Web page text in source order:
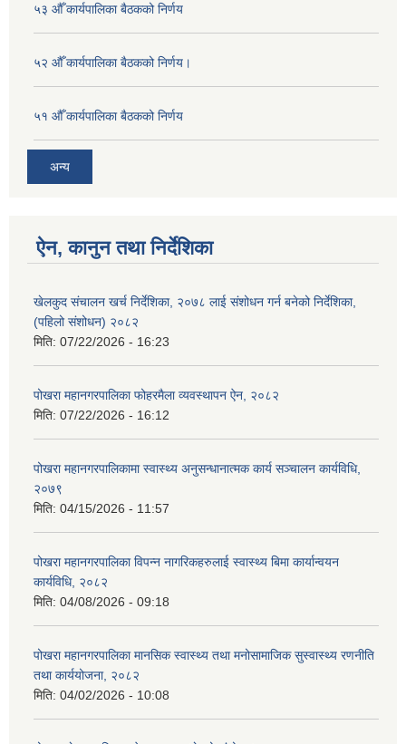
५३ औँ कार्यपालिका बैठकको निर्णय
५२ औँ कार्यपालिका बैठकको निर्णय।
५१ औँ कार्यपालिका बैठकको निर्णय
अन्य
ऐन, कानुन तथा निर्देशिका
खेलकुद संचालन खर्च निर्देशिका, २०७८ लाई संशोधन गर्न बनेको निर्देशिका,
(पहिलो संशोधन) २०८२
मिति: 07/22/2026 - 16:23
पोखरा महानगरपालिका फोहरमैला व्यवस्थापन ऐन, २०८२
मिति: 07/22/2026 - 16:12
पोखरा महानगरपालिकामा स्वास्थ्य अनुसन्धानात्मक कार्य सञ्चालन कार्यविधि,
२०७९
मिति: 04/15/2026 - 11:57
पोखरा महानगरपालिका विपन्न नागरिकहरुलाई स्वास्थ्य बिमा कार्यान्वयन
कार्यविधि, २०८२
मिति: 04/08/2026 - 09:18
पोखरा महानगरपालिका मानसिक स्वास्थ्य तथा मनोसामाजिक सुस्वास्थ्य रणनीति
तथा कार्ययोजना, २०८२
मिति: 04/02/2026 - 10:08